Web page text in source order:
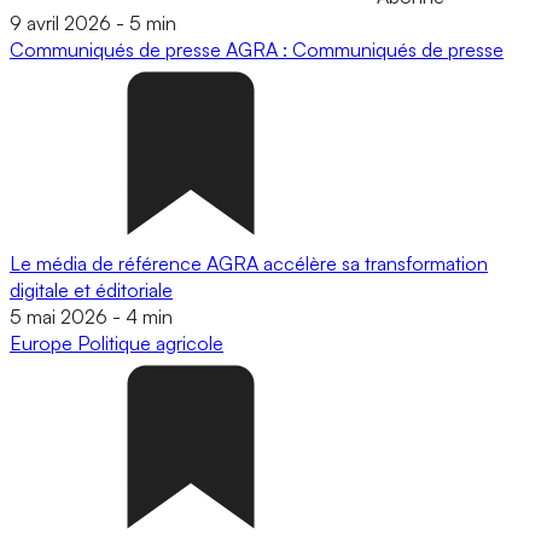
9 avril 2026 - 5 min
Communiqués de presse AGRA : Communiqués de presse
Le média de référence AGRA accélère sa transformation
digitale et éditoriale
5 mai 2026 - 4 min
Europe Politique agricole